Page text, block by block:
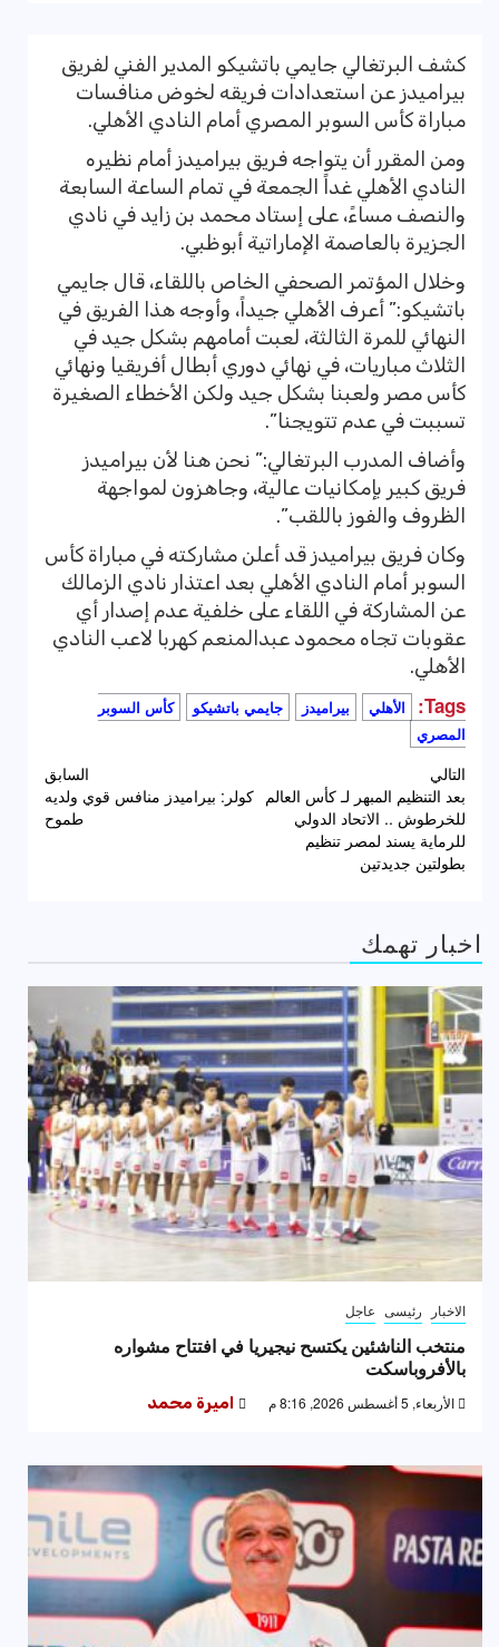
كشف البرتغالي جايمي باتشيكو المدير الفني لفريق
بيراميدز عن استعدادات فريقه لخوض منافسات
مباراة كأس السوبر المصري أمام النادي الأهلي.
ومن المقرر أن يتواجه فريق بيراميدز أمام نظيره
النادي الأهلي غداً الجمعة في تمام الساعة السابعة
والنصف مساءً، على إستاد محمد بن زايد في نادي
الجزيرة بالعاصمة الإماراتية أبوظبي.
وخلال المؤتمر الصحفي الخاص باللقاء، قال جايمي
باتشيكو:” أعرف الأهلي جيداً، وأوجه هذا الفريق في
النهائي للمرة الثالثة، لعبت أمامهم بشكل جيد في
الثلاث مباريات، في نهائي دوري أبطال أفريقيا ونهائي
كأس مصر ولعبنا بشكل جيد ولكن الأخطاء الصغيرة
تسببت في عدم تتويجنا”.
وأضاف المدرب البرتغالي:” نحن هنا لأن بيراميدز
فريق كبير بإمكانيات عالية، وجاهزون لمواجهة
الظروف والفوز باللقب”.
وكان فريق بيراميدز قد أعلن مشاركته في مباراة كأس
السوبر أمام النادي الأهلي بعد اعتذار نادي الزمالك
عن المشاركة في اللقاء على خلفية عدم إصدار أي
عقوبات تجاه محمود عبدالمنعم كهربا لاعب النادي
الأهلي.
Tags: الأهلي بيراميدز جايمي باتشيكو
كأس السوبر
المصري
تصفّح
المقالات
السابق
كولر: بيراميدز منافس قوي ولديه
طموح
التالي
بعد التنظيم المبهر لـ كأس العالم
للخرطوش .. الاتحاد الدولي
للرماية يسند لمصر تنظيم
بطولتين جديدتين
اخبار تهمك
الاخبار رئيسى عاجل
منتخب الناشئين يكتسح نيجيريا في افتتاح مشواره
بالأفروباسكت
الأربعاء, 5 أغسطس 2026, 8:16 م اميرة محمد